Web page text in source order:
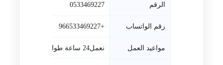
الرقم 0533469227
رقم الواتساب +966533469227
مواعيد العمل نعمل24 ساعة طوال ايام الاسبوع